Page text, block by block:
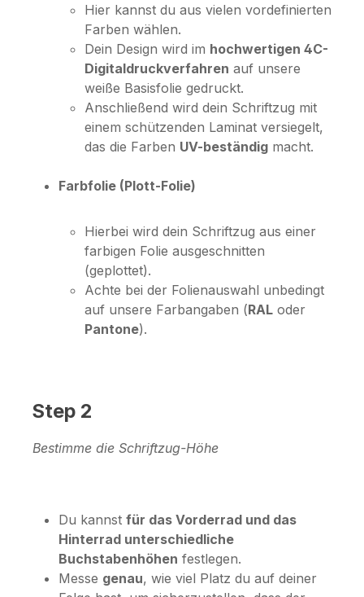
Hier kannst du aus vielen vordefinierten
Farben wählen.
Dein Design wird im hochwertigen 4C-
Digitaldruckverfahren auf unsere
weiße Basisfolie gedruckt.
Anschließend wird dein Schriftzug mit
einem schützenden Laminat versiegelt,
das die Farben UV-beständig macht.
Farbfolie (Plott-Folie)
Hierbei wird dein Schriftzug aus einer
farbigen Folie ausgeschnitten
(geplottet).
Achte bei der Folienauswahl unbedingt
auf unsere Farbangaben (RAL oder
Pantone).
Step 2
Bestimme die Schriftzug-Höhe
Du kannst für das Vorderrad und das
Hinterrad unterschiedliche
Buchstabenhöhen festlegen.
Messe genau, wie viel Platz du auf deiner